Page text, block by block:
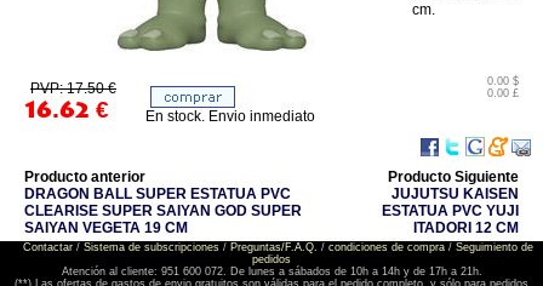
cm.
PVP: 17.50 €
16.62 €
0.00 $
0.00 £
En stock. Envio inmediato
Producto anterior
DRAGON BALL SUPER ESTATUA PVC
CLEARISE SUPER SAIYAN GOD SUPER
SAIYAN VEGETA 19 CM
Producto Siguiente
JUJUTSU KAISEN
ESTATUA PVC YUJI
ITADORI 12 CM
Contactar/ Sistema de subscripciones/ Preguntas/F.A.Q. / condiciones de compra/ Seguimiento de
pedidos
Atención al cliente: 951 600 072. De lunes a sábados de 10h a 14h y de 17h a 21h.